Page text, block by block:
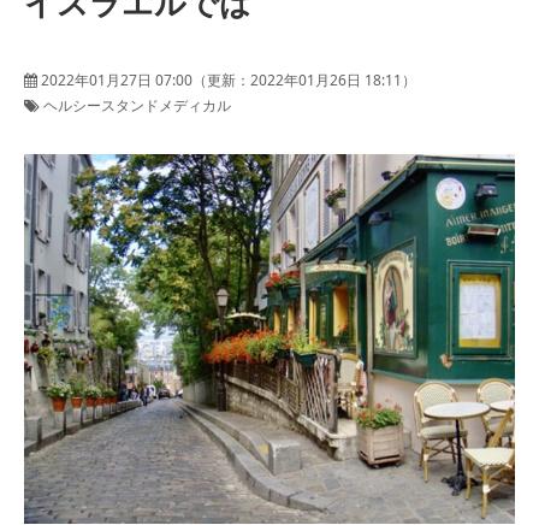
2022年01月27日 07:00 （更新： 2022年01月26日 18:11 ）
ヘルシースタンドメディカル